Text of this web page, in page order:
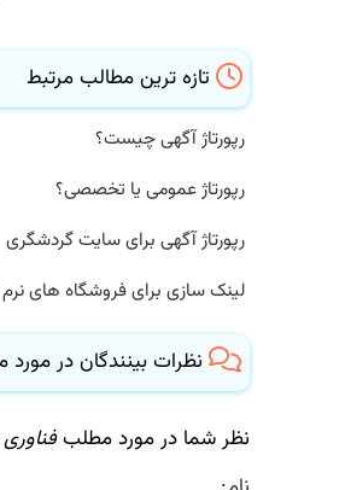
تازه ترین مطالب مرتبط
رپورتاژ آگهی چیست؟
رپورتاژ عمومی یا تخصصی؟
رپورتاژ آگهی برای سایت گردشگری
لینک سازی برای فروشگاه های نرم
نظرات بینندگان در مورد
نظر شما در مورد مطلبفناوری